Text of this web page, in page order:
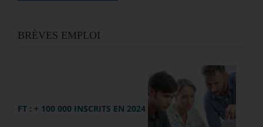
BRÈVES EMPLOI
FT : + 100 000 INSCRITS EN 2024